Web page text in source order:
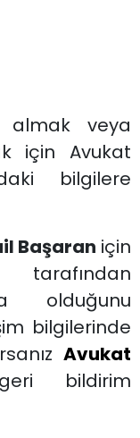
almak veya
için Avukat
bilgilere
Başaran için
olduğunu
bilgilerinde
Avukat
bildirim